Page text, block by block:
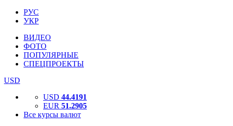
РУС
УКР
ВИДЕО
ФОТО
ПОПУЛЯРНЫЕ
СПЕЦПРОЕКТЫ
USD
USD 44.4191
EUR 51.2905
Все курсы валют